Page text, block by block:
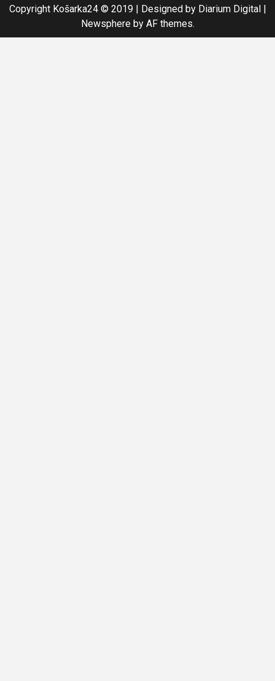
Copyright Košarka24 © 2019 | Designed by Diarium Digital |
Newsphereby AF themes.